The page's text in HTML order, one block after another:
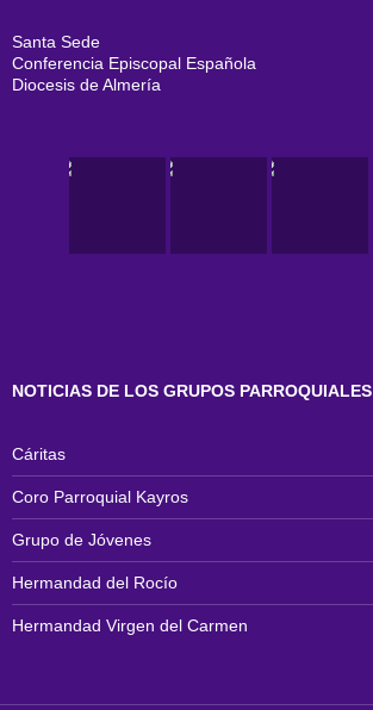
Santa Sede
Conferencia Episcopal Española
Diocesis de Almería
NOTICIAS DE LOS GRUPOS PARROQUIALES
Cáritas
Coro Parroquial Kayros
Grupo de Jóvenes
Hermandad del Rocío
Hermandad Virgen del Carmen